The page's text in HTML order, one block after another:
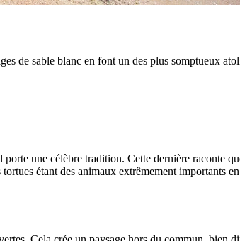
de sable blanc en font un des plus somptueux
une célèbre tradition. Cette dernière raconte
étant des animaux extrêmement importants